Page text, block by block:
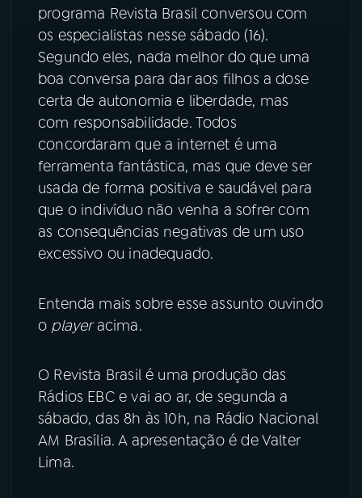
programa Revista Brasil conversou com
os especialistas nesse sábado (16).
Segundo eles, nada melhor do que uma
boa conversa para dar aos filhos a dose
certa de autonomia e liberdade, mas
com responsabilidade. Todos
concordaram que a internet é uma
ferramenta fantástica, mas que deve ser
usada de forma positiva e saudável para
que o indivíduo não venha a sofrer com
as consequências negativas de um uso
excessivo ou inadequado.
Entenda mais sobre esse assunto ouvindo
o playeracima.
O Revista Brasil é uma produção das
Rádios EBC e vai ao ar, de segunda a
sábado, das 8h às 10h, na Rádio Nacional
AM Brasília. A apresentação é de Valter
Lima.